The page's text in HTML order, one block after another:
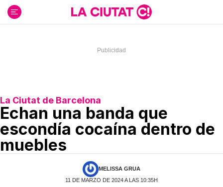
contenido
La Ciutat de Barcelona
Echan una banda que
escondía cocaína dentro de
muebles
MELISSA GRUA
11 DE MARZO DE 2024 A LAS 10:35H